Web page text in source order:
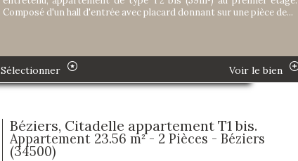
Composé d'un hall d'entrée avec placard donnant sur une pièce de...
Sélectionner Voir le bien
Béziers, Citadelle appartement T1 bis.
Appartement 23.56 m² - 2 Pièces - Béziers
(34500)